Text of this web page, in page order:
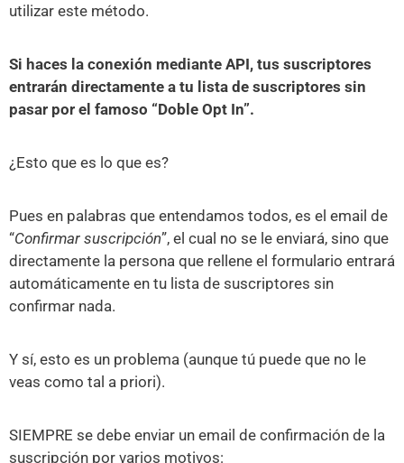
utilizar este método.
Si haces la conexión mediante API, tus suscriptores
entrarán directamente a tu lista de suscriptores sin
pasar por el famoso “Doble Opt In”.
¿Esto que es lo que es?
Pues en palabras que entendamos todos, es el email de
“Confirmar suscripción”, el cual no se le enviará, sino que
directamente la persona que rellene el formulario entrará
automáticamente en tu lista de suscriptores sin
confirmar nada.
Y sí, esto es un problema (aunque tú puede que no le
veas como tal a priori).
SIEMPRE se debe enviar un email de confirmación de la
suscripción por varios motivos: